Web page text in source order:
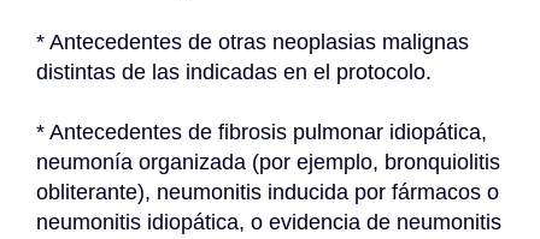
* Antecedentes de otras neoplasias malignas
distintas de las indicadas en el protocolo.
* Antecedentes de fibrosis pulmonar idiopática,
neumonía organizada (por ejemplo, bronquiolitis
obliterante), neumonitis inducida por fármacos o
neumonitis idiopática, o evidencia de neumonitis